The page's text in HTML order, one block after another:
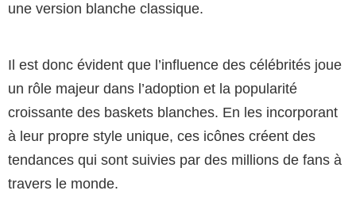
une version blanche classique.
Il est donc évident que l’influence des célébrités joue
un rôle majeur dans l’adoption et la popularité
croissante des baskets blanches. En les incorporant
à leur propre style unique, ces icônes créent des
tendances qui sont suivies par des millions de fans à
travers le monde.